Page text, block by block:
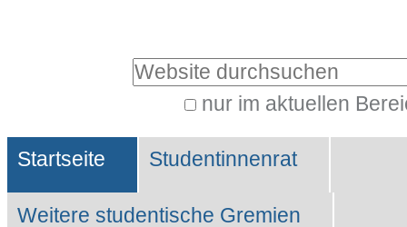
Website durchsuchen
nur im aktuellen
Suche…
Sektionen
Startseite Studentinnenrat
Weitere studentische Gremien